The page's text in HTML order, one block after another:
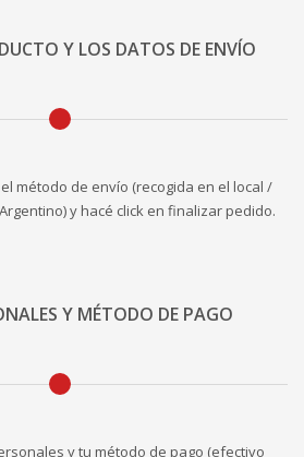
Y LOS DATOS DE ENVÍO
método de envío (recogida en el local /
y hacé click en finalizar pedido.
Y MÉTODO DE PAGO
y tu método de pago (efectivo